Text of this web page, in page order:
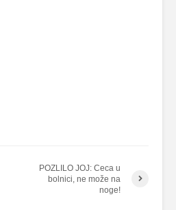
POZLILO JOJ: Ceca u
bolnici, ne može na
noge!